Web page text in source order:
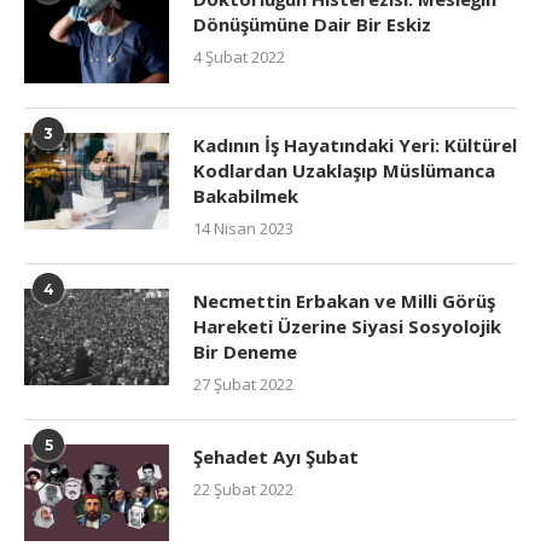
Dönüşümüne Dair Bir Eskiz
4 Şubat 2022
3
Kadının İş Hayatındaki Yeri: Kültürel
Kodlardan Uzaklaşıp Müslümanca
Bakabilmek
14 Nisan 2023
4
Necmettin Erbakan ve Milli Görüş
Hareketi Üzerine Siyasi Sosyolojik
Bir Deneme
27 Şubat 2022
5 Şehadet Ayı Şubat
22 Şubat 2022